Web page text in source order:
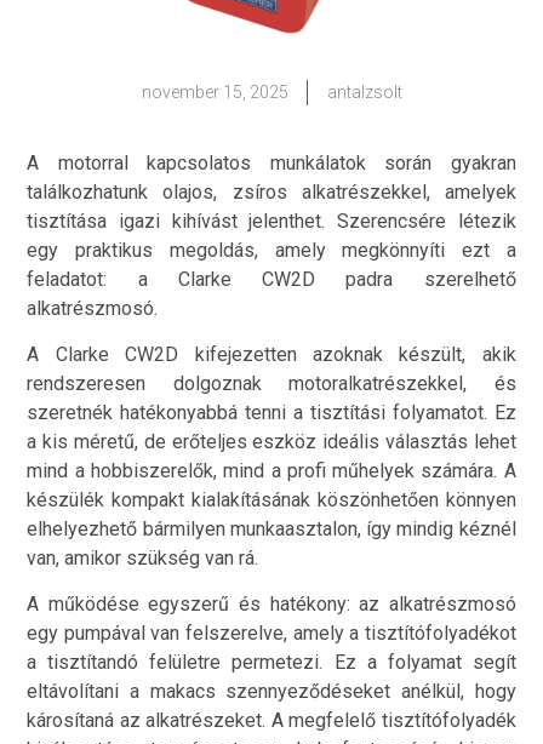
november 15, 2025 antalzsolt
A motorral kapcsolatos munkálatok során gyakran
találkozhatunk olajos, zsíros alkatrészekkel, amelyek
tisztítása igazi kihívást jelenthet. Szerencsére létezik
egy praktikus megoldás, amely megkönnyíti ezt a
feladatot: a Clarke CW2D padra szerelhető
alkatrészmosó.
A Clarke CW2D kifejezetten azoknak készült, akik
rendszeresen dolgoznak motoralkatrészekkel, és
szeretnék hatékonyabbá tenni a tisztítási folyamatot. Ez
a kis méretű, de erőteljes eszköz ideális választás lehet
mind a hobbiszerelők, mind a profi műhelyek számára. A
készülék kompakt kialakításának köszönhetően könnyen
elhelyezhető bármilyen munkaasztalon, így mindig kéznél
van, amikor szükség van rá.
A működése egyszerű és hatékony: az alkatrészmosó
egy pumpával van felszerelve, amely a tisztítófolyadékot
a tisztítandó felületre permetezi. Ez a folyamat segít
eltávolítani a makacs szennyeződéseket anélkül, hogy
károsítaná az alkatrészeket. A megfelelő tisztítófolyadék